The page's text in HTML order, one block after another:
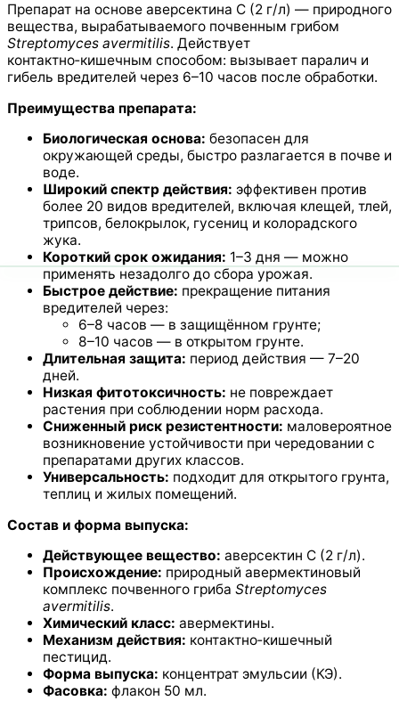
Препарат на основе аверсектина С (2 г/л) — природного
вещества, вырабатываемого почвенным грибом
Streptomyces avermitilis. Действует
контактно‑кишечным способом: вызывает паралич и
гибель вредителей через 6–10 часов после обработки.
Преимущества препарата:
Биологическая основа: безопасен для
окружающей среды, быстро разлагается в почве и
воде.
Широкий спектр действия: эффективен против
более 20 видов вредителей, включая клещей, тлей,
трипсов, белокрылок, гусениц и колорадского
жука.
Короткий срок ожидания: 1–3 дня — можно
применять незадолго до сбора урожая.
Быстрое действие: прекращение питания
вредителей через:
6–8 часов — в защищённом грунте;
8–10 часов — в открытом грунте.
Длительная защита: период действия — 7–20
дней.
Низкая фитотоксичность: не повреждает
растения при соблюдении норм расхода.
Сниженный риск резистентности: маловероятное
возникновение устойчивости при чередовании с
препаратами других классов.
Универсальность: подходит для открытого грунта,
теплиц и жилых помещений.
Состав и форма выпуска:
Действующее вещество: аверсектин С (2 г/л).
Происхождение: природный авермектиновый
комплекс почвенного гриба Streptomyces
avermitilis.
Химический класс: авермектины.
Механизм действия: контактно‑кишечный
пестицид.
Форма выпуска: концентрат эмульсии (КЭ).
Фасовка: флакон 50 мл.